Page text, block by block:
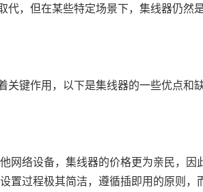
代，但在某些特定场景下，集线器仍然
关键作用，以下是集线器的一些优点和缺
网络设备，集线器的价格更为亲民，因
置过程极其简洁，遵循插即用的原则，